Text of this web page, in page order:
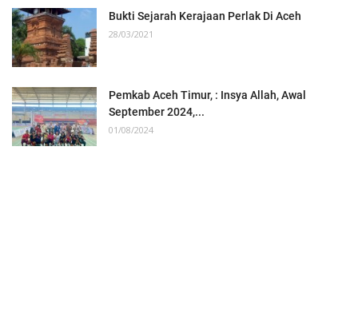
Bukti Sejarah Kerajaan Perlak Di Aceh
28/03/2021
Pemkab Aceh Timur, : Insya Allah, Awal
September 2024,...
01/08/2024